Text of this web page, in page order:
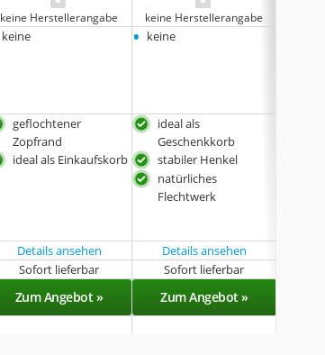
keine Herstellerangabe keine Herstellerangabe
keine • keine
geflochtener
Zopfrand
ideal als Einkaufskorb
ideal als
Geschenkkorb
stabiler Henkel
natürliches
Flechtwerk
Details ansehen
Details ansehen
Sofort lieferbar Sofort lieferbar
Zum Angebot » Zum Angebot »